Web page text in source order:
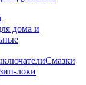
дома и
Смазки
локи